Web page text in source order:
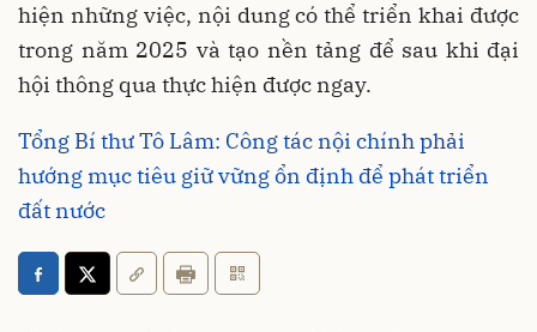
hiện những việc, nội dung có thể triển khai được
trong năm 2025 và tạo nền tảng để sau khi đại
hội thông qua thực hiện được ngay.
Tổng Bí thư Tô Lâm: Công tác nội chính phải
hướng mục tiêu giữ vững ổn định để phát triển
đất nước